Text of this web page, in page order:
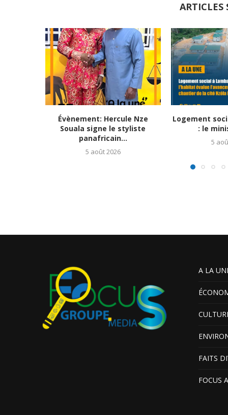
ARTICLES
Évènement: Hercule Nze
Souala signe le styliste
panafricain...
5 août 2026
Logement
: le
5
A LA
FAITS
FOCUS